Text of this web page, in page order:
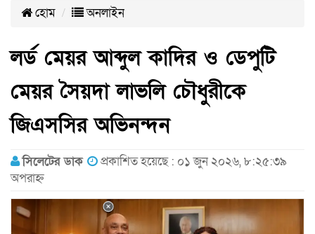
হোম অনলাইন
লর্ড মেয়র আব্দুল কাদির ও ডেপুটি
মেয়র সৈয়দা লাভলি চৌধুরীকে
জিএসসির অভিনন্দন
সিলেটের ডাক
প্রকাশিত হয়েছে : ০১ জুন ২০২৬, ৮:২৫:৩৯
অপরাহ্ন